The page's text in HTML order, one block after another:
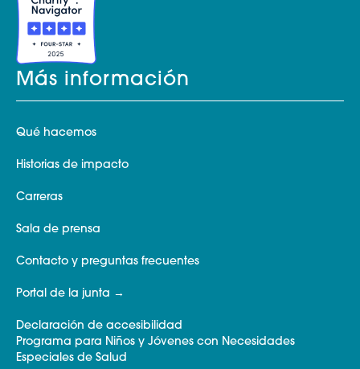
Más información
Qué hacemos
Historias de impacto
Carreras
Sala de prensa
Contacto y preguntas frecuentes
Portal de la junta
Declaración de accesibilidad
Programa para Niños y Jóvenes con Necesidades
Especiales de Salud